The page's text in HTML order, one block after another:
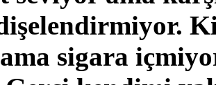
sigara